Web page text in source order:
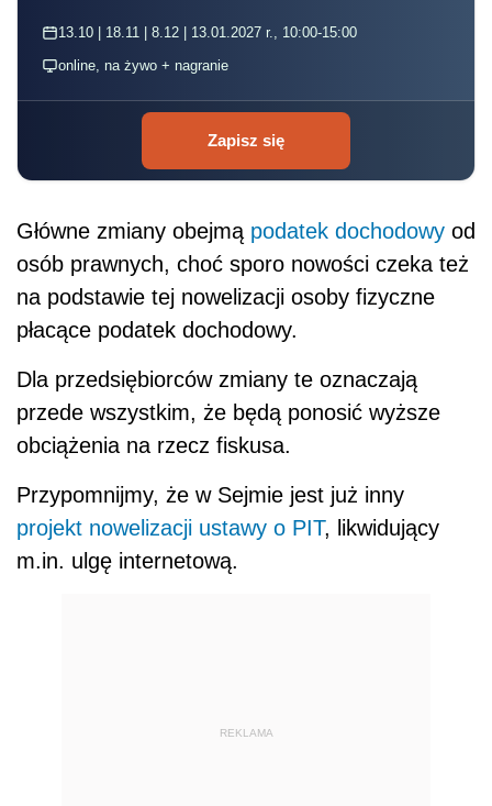
13.10 | 18.11 | 8.12 | 13.01.2027 r., 10:00-15:00
online, na żywo + nagranie
Zapisz się
Główne zmiany obejmą podatek dochodowy od
osób prawnych, choć sporo nowości czeka też
na podstawie tej nowelizacji osoby fizyczne
płacące podatek dochodowy.
Dla przedsiębiorców zmiany te oznaczają
przede wszystkim, że będą ponosić wyższe
obciążenia na rzecz fiskusa.
Przypomnijmy, że w Sejmie jest już inny
projekt nowelizacji ustawy o PIT, likwidujący
m.in. ulgę internetową.
REKLAMA